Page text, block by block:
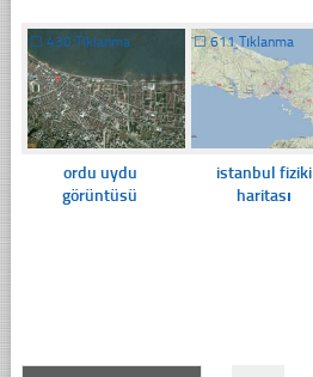
☐ 430 Tıklanma
ordu uydu
görüntüsü
☐611 Tıklanma
istanbul fiziki
haritası